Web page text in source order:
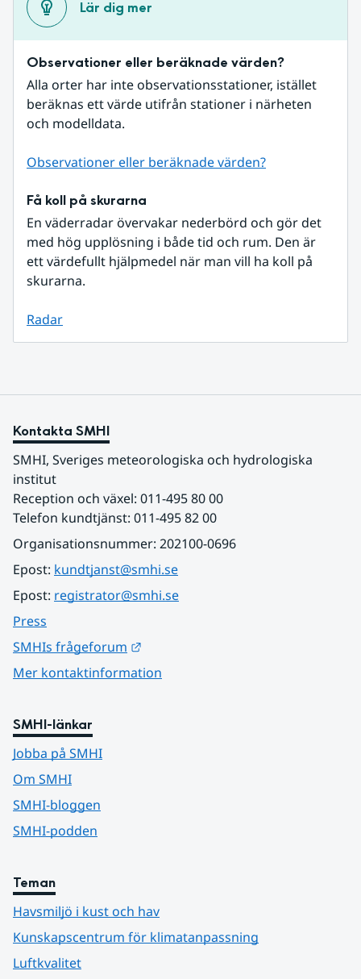
Lär dig mer
Observationer eller beräknade värden?
Alla orter har inte observationsstationer, istället
beräknas ett värde utifrån stationer i närheten
och modelldata.
Observationer eller beräknade värden?
Få koll på skurarna
En väderradar övervakar nederbörd och gör det
med hög upplösning i både tid och rum. Den är
ett värdefullt hjälpmedel när man vill ha koll på
skurarna.
Radar
Kontakta SMHI
SMHI, Sveriges meteorologiska och hydrologiska
institut
Reception och växel: 011-495 80 00
Telefon kundtjänst: 011-495 82 00
Organisationsnummer: 202100-0696
Epost: kundtjanst@smhi.se
Epost: registrator@smhi.se
Press
SMHIs frågeforum
Mer kontaktinformation
SMHI-länkar
Jobba på SMHI
Om SMHI
SMHI-bloggen
SMHI-podden
Teman
Havsmiljö i kust och hav
Kunskapscentrum för klimatanpassning
Luftkvalitet